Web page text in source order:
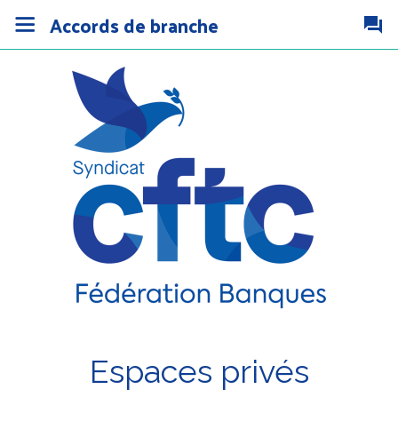
Accords de branche
Espaces privés